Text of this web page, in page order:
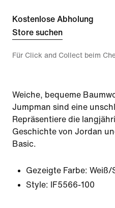
Kostenlose Abholung
Store suchen
Für Click and Collect beim
Weiche, bequeme
Jumpman sind eine
Repräsentiere die
Geschichte von Jordan
Basic.
Gezeigte Farbe: Weiß/
Style:
IF5566-100